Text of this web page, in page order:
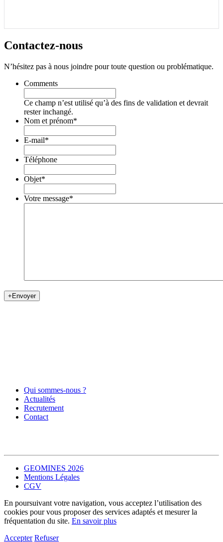
Contactez-nous
N’hésitez pas à nous joindre pour toute question ou problématique.
Comments
Ce champ n’est utilisé qu’à des fins de validation et devrait
rester inchangé.
Nom et prénom*
E-mail*
Téléphone
Objet*
Votre message*
+Envoyer
Qui sommes-nous ?
Actualités
Recrutement
Contact
GEOMINES 2026
Mentions Légales
CGV
En poursuivant votre navigation, vous acceptez l’utilisation des
cookies pour vous proposer des services adaptés et mesurer la
fréquentation du site. En savoir plus
Accepter Refuser